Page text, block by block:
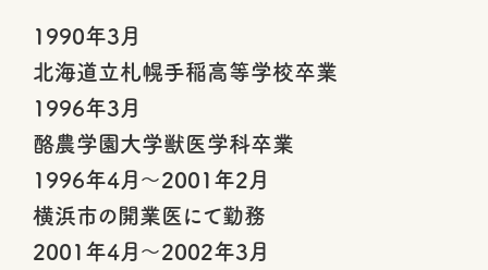
1990年3月
北海道立札幌手稲高等学校卒業
1996年3月
酪農学園大学獣医学科卒業
1996年4月～2001年2月
横浜市の開業医にて勤務
2001年4月～2002年3月